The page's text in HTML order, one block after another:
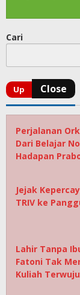
Cari
Perjalanan
Dari Belajar
Hadapan
Jejak
TRIV ke
Lahir Tanpa
Fatoni Tak
Kuliah